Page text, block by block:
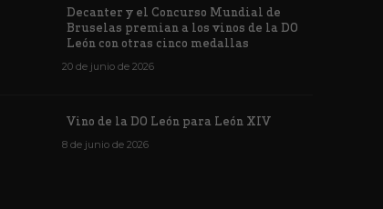
Decanter y el Concurso Mundial de
Bruselas premian a los vinos de la DO
León con otras cinco medallas
20 de junio de 2026
Vino de la DO León para León XIV
8 de junio de 2026